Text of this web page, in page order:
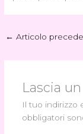
← Articolo
Lascia
Il tuo indirizzo
obbligatori